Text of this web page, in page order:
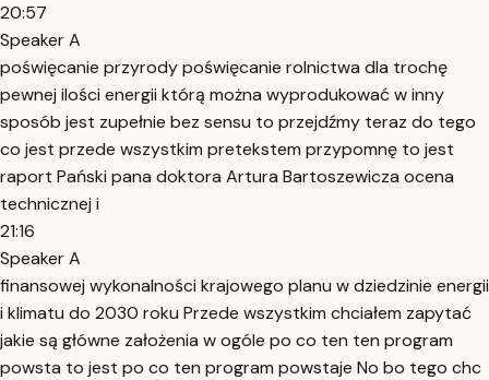
20:57
Speaker A
poświęcanie przyrody poświęcanie rolnictwa dla trochę
pewnej ilości energii którą można wyprodukować w inny
sposób jest zupełnie bez sensu to przejdźmy teraz do tego
co jest przede wszystkim pretekstem przypomnę to jest
raport Pański pana doktora Artura Bartoszewicza ocena
technicznej i
21:16
Speaker A
finansowej wykonalności krajowego planu w dziedzinie energii
i klimatu do 2030 roku Przede wszystkim chciałem zapytać
jakie są główne założenia w ogóle po co ten ten program
powsta to jest po co ten program powstaje No bo tego chc